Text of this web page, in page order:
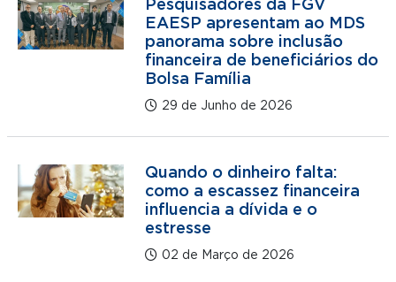
Pesquisadores da FGV
EAESP apresentam ao MDS
panorama sobre inclusão
financeira de beneficiários do
Bolsa Família
29 de Junho de 2026
Quando o dinheiro falta:
como a escassez financeira
influencia a dívida e o
estresse
02 de Março de 2026